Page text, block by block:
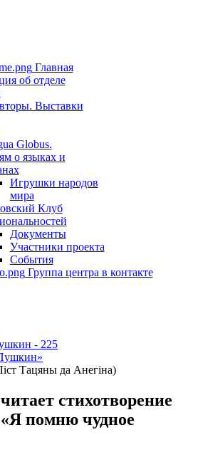
Главная
об отделе
Выставки
Globus.
о языках и
Игрушки народов
мира
Клуб
Документы
Участники проекта
События
Группа центра в контакте
- 225
Тацяны да Анегiна)
стихотворение
помню чудное